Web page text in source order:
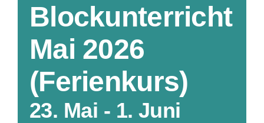
Kurse
Bonus
Blockunterricht
Mai 2026
(Ferienkurs)
23. Mai - 1. Juni